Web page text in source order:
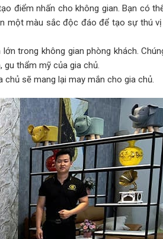
điểm nhấn cho không gian. Bạn có
một màu sắc độc đáo để tạo sự thú vị
trong không gian phòng khách.
thẩm mỹ của gia chủ.
sẽ mang lại may mắn cho gia chủ.